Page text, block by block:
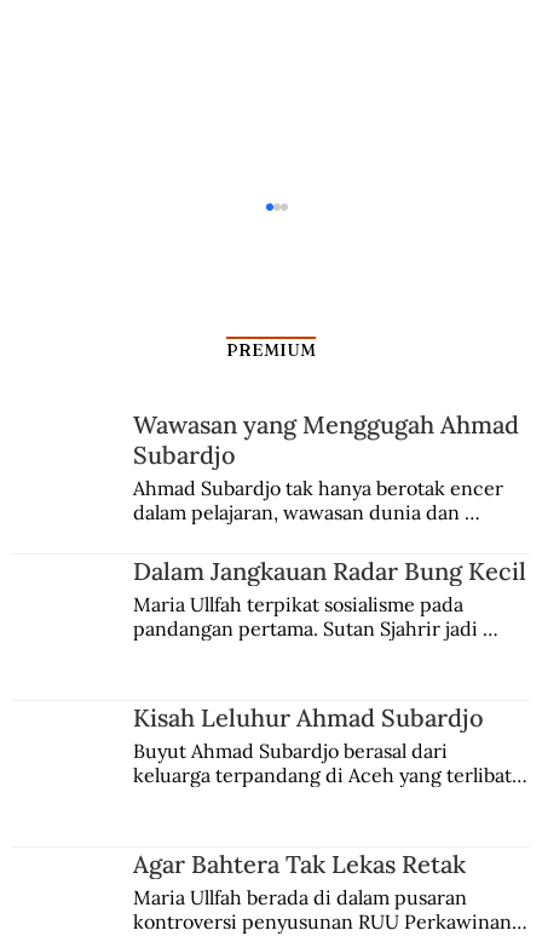
Kisah di Balik Falsafah Bhayangkara
PREMIUM
Wawasan yang Menggugah Ahmad
Subardjo
Ahmad Subardjo tak hanya berotak encer
dalam pelajaran, wawasan dunia dan
Jules Verne, Multatuli, hingga Sun Yat-sen.
Dalam Jangkauan Radar Bung Kecil
Maria Ullfah terpikat sosialisme pada
pandangan pertama. Sutan Sjahrir jadi
Kisah Leluhur Ahmad Subardjo
Buyut Ahmad Subardjo berasal dari
keluarga terpandang di Aceh yang terlibat
Agar Bahtera Tak Lekas Retak
Maria Ullfah berada di dalam pusaran
kontroversi penyusunan RUU Perkawinan.